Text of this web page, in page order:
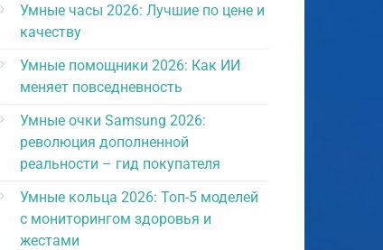
Умные часы 2026: Лучшие по цене и
качеству
Умные помощники 2026: Как ИИ
меняет повседневность
Умные очки Samsung 2026:
революция дополненной
реальности – гид покупателя
Умные кольца 2026: Топ-5 моделей
с мониторингом здоровья и
жестами